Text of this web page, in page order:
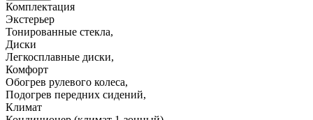
Комплектация
Экстерьер
Тонированные стекла,
Диски
Легкосплавные диски,
Комфорт
Обогрев рулевого колеса,
Подогрев передних сидений,
Климат